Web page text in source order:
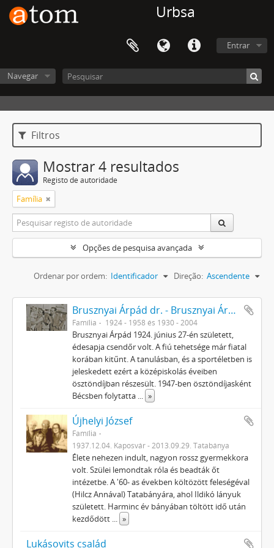
Urbsa
Entrar
Navegar
Filtros
Mostrar 4 resultados
Registo de autoridade
Família
Opções de pesquisa avançada
Ordenar por ordem: Identificador Direção: Ascendente
Brusznyai Árpád dr. - Brusznyai Árpádné Honti Ilona
Família 1924 - 1958 és 1930 - 2004
Brusznyai Árpád 1924. június 27-én született,
édesapja csendőr volt. A fiú tehetsége már fiatal
korában kitűnt. A tanulásban, és a sportéletben is
jeleskedett ezért a középiskolás éveiben
ösztöndíjban részesült. 1947-ben ösztöndíjasként
Bécsben folytatta ... »
Újhelyi József
Família
1937.12.04. Kaposvár - 2013.09.29. Tatabánya
Élete nehezen indult, nagyon rossz gyermekkora
volt. Szülei lemondtak róla és beadták őt
intézetbe. A '60- as években költözött feleségéval
(Hilcz Annával) Tatabányára, ahol Ildikó lányuk
született. Harminc év bányában töltött idő után
kezdődött ... »
Lukásovits család